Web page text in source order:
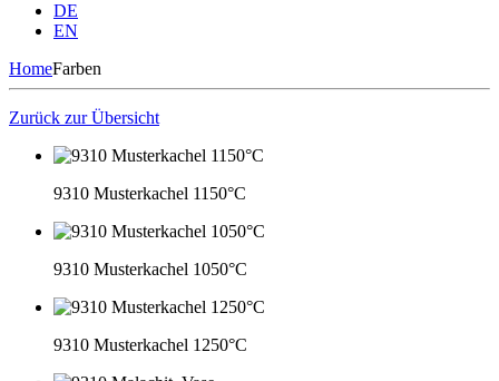
DE
EN
HomeFarben
Zurück zur Übersicht
9310 Musterkachel 1150°C
9310 Musterkachel 1050°C
9310 Musterkachel 1250°C